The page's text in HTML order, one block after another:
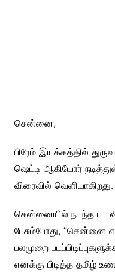
சென்னை,
பிரேம் இயக்கத்தில்
ஷெட்டி ஆகியோர்
விரைவில் வெளியாகிறது.
சென்னையில் நடந்த பட
பேசும்போது, ”சென்னை
பலமுறை
எனக்கு பிடித்த தமிழ்